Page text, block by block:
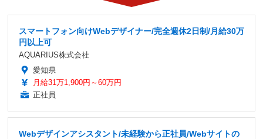
スマートフォン向けWebデザイナー/完全週休2日制/月給30万
円以上可
AQUARIUS株式会社
愛知県
月給31万1,900円～60万円
正社員
Webデザインアシスタント/未経験から正社員/Webサイトの